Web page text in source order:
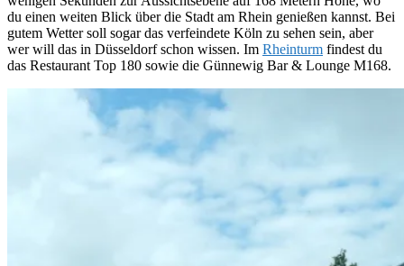
du einen weiten Blick über die Stadt am Rhein genießen kannst. Bei
gutem Wetter soll sogar das verfeindete Köln zu sehen sein, aber
wer will das in Düsseldorf schon wissen. Im Rheinturm findest du
das Restaurant Top 180 sowie die Günnewig Bar & Lounge M168.